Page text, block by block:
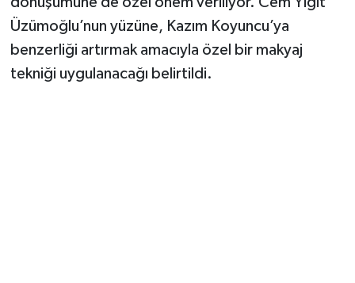
Üzümoğlu’nun yüzüne, Kazım Koyuncu’ya
benzerliği artırmak amacıyla özel bir makyaj
tekniği uygulanacağı belirtildi.